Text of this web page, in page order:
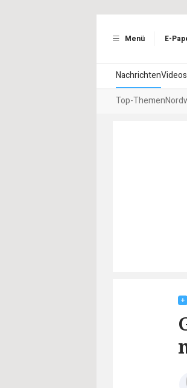
Menü E-
NachrichtenVideos
Top-Themen